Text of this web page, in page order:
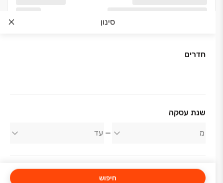
סינון
חדרים
שנת עסקה
חיפוש